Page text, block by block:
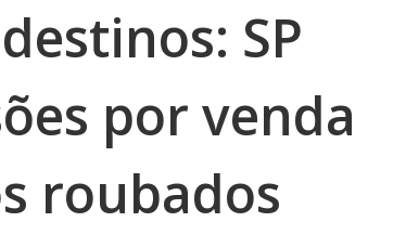
SP
por venda
roubados